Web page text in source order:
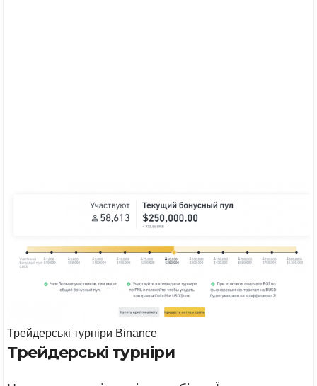
Трейдерські турніри Binance
Трейдерські турніри